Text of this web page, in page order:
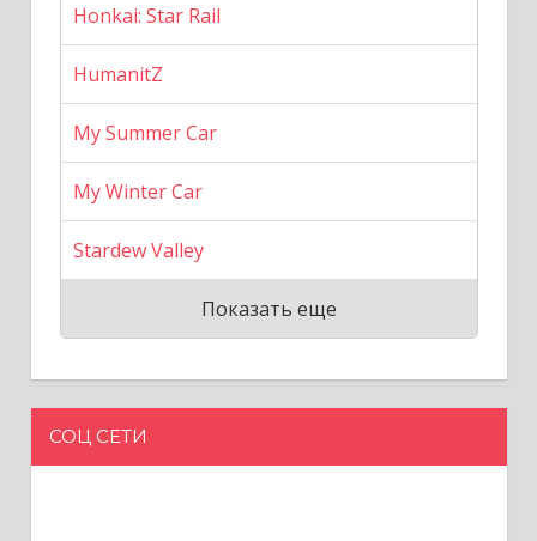
Honkai: Star Rail
HumanitZ
My Summer Car
My Winter Car
Stardew Valley
Показать еще
СОЦ СЕТИ